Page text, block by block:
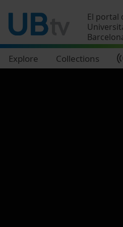
El portal
Explore Collections